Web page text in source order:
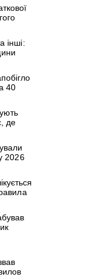
інші:
40
де
2026